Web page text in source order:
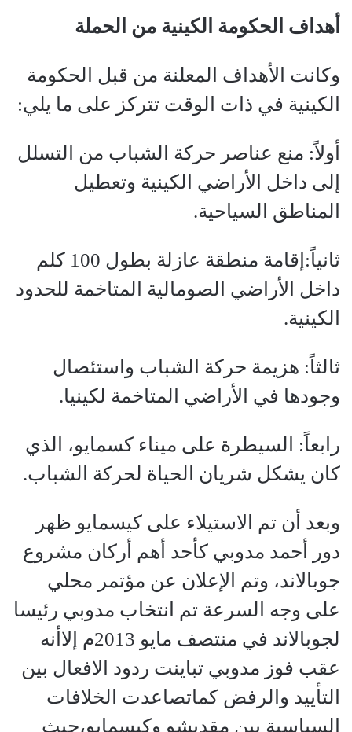
أهداف الحكومة الكينية من الحملة
وكانت الأهداف المعلنة من قبل الحكومة
الكينية في ذات الوقت تتركز على ما يلي:
أولاً: منع عناصر حركة الشباب من التسلل
إلى داخل الأراضي الكينية وتعطيل
المناطق السياحية.
ثانياً:إقامة منطقة عازلة بطول 100 كلم
داخل الأراضي الصومالية المتاخمة للحدود
الكينية.
ثالثاً: هزيمة حركة الشباب واستئصال
وجودها في الأراضي المتاخمة لكينيا.
رابعاً: السيطرة على ميناء كسمايو، الذي
كان يشكل شريان الحياة لحركة الشباب.
وبعد أن تم الاستيلاء على كيسمايو ظهر
دور أحمد مدوبي كأحد أهم أركان مشروع
جوبالاند، وتم الإعلان عن مؤتمر محلي
على وجه السرعة تم انتخاب مدوبي رئيسا
لجوبالاند في منتصف مايو 2013م إلاأنه
عقب فوز مدوبي تباينت ردود الافعال بين
التأييد والرفض كماتصاعدت الخلافات
السياسية بين مقديشو وكيسمايو،حيث